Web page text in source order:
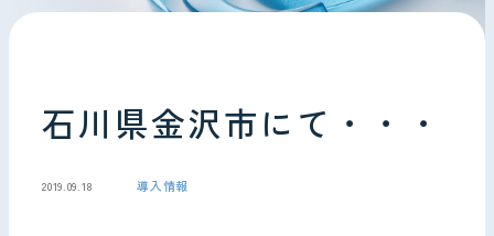
会社情報
石川県金沢市にて・・・
2019.09.18 導入情報